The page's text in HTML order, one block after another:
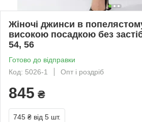
Жіночі джинси в
високою посадкою без
54, 56
Готово до відправки
Код: 5026-1
Опт і роздріб
845 ₴
745 ₴ від 5 шт.